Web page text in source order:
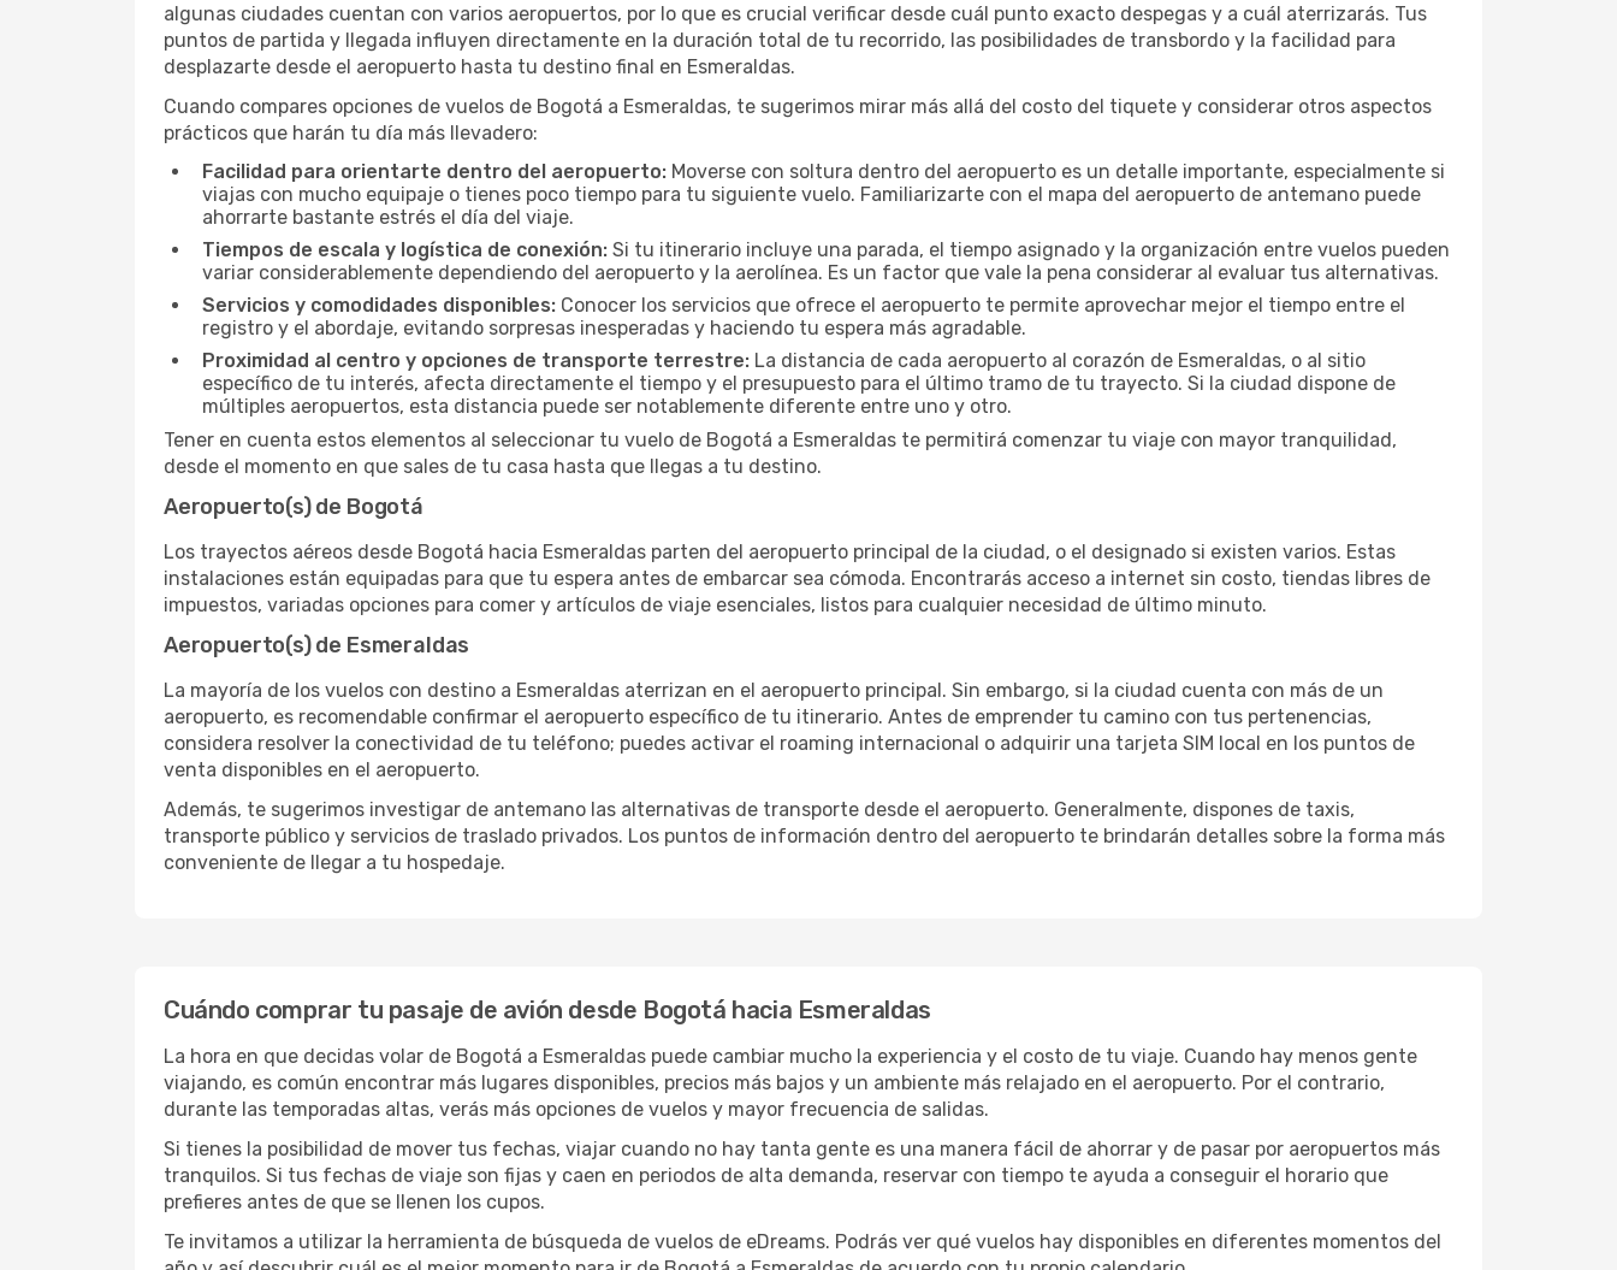
algunas ciudades cuentan con varios aeropuertos, por lo que es crucial verificar desde cuál punto exacto despegas y a cuál aterrizarás. Tus
puntos de partida y llegada influyen directamente en la duración total de tu recorrido, las posibilidades de transbordo y la facilidad para
desplazarte desde el aeropuerto hasta tu destino final en Esmeraldas.
Cuando compares opciones de vuelos de Bogotá a Esmeraldas, te sugerimos mirar más allá del costo del tiquete y considerar otros aspectos
prácticos que harán tu día más llevadero:
Facilidad para orientarte dentro del aeropuerto: Moverse con soltura dentro del aeropuerto es un detalle importante, especialmente si
viajas con mucho equipaje o tienes poco tiempo para tu siguiente vuelo. Familiarizarte con el mapa del aeropuerto de antemano puede
ahorrarte bastante estrés el día del viaje.
Tiempos de escala y logística de conexión: Si tu itinerario incluye una parada, el tiempo asignado y la organización entre vuelos pueden
variar considerablemente dependiendo del aeropuerto y la aerolínea. Es un factor que vale la pena considerar al evaluar tus alternativas.
Servicios y comodidades disponibles: Conocer los servicios que ofrece el aeropuerto te permite aprovechar mejor el tiempo entre el
registro y el abordaje, evitando sorpresas inesperadas y haciendo tu espera más agradable.
Proximidad al centro y opciones de transporte terrestre: La distancia de cada aeropuerto al corazón de Esmeraldas, o al sitio
específico de tu interés, afecta directamente el tiempo y el presupuesto para el último tramo de tu trayecto. Si la ciudad dispone de
múltiples aeropuertos, esta distancia puede ser notablemente diferente entre uno y otro.
Tener en cuenta estos elementos al seleccionar tu vuelo de Bogotá a Esmeraldas te permitirá comenzar tu viaje con mayor tranquilidad,
desde el momento en que sales de tu casa hasta que llegas a tu destino.
Aeropuerto(s) de Bogotá
Los trayectos aéreos desde Bogotá hacia Esmeraldas parten del aeropuerto principal de la ciudad, o el designado si existen varios. Estas
instalaciones están equipadas para que tu espera antes de embarcar sea cómoda. Encontrarás acceso a internet sin costo, tiendas libres de
impuestos, variadas opciones para comer y artículos de viaje esenciales, listos para cualquier necesidad de último minuto.
Aeropuerto(s) de Esmeraldas
La mayoría de los vuelos con destino a Esmeraldas aterrizan en el aeropuerto principal. Sin embargo, si la ciudad cuenta con más de un
aeropuerto, es recomendable confirmar el aeropuerto específico de tu itinerario. Antes de emprender tu camino con tus pertenencias,
considera resolver la conectividad de tu teléfono; puedes activar el roaming internacional o adquirir una tarjeta SIM local en los puntos de
venta disponibles en el aeropuerto.
Además, te sugerimos investigar de antemano las alternativas de transporte desde el aeropuerto. Generalmente, dispones de taxis,
transporte público y servicios de traslado privados. Los puntos de información dentro del aeropuerto te brindarán detalles sobre la forma más
conveniente de llegar a tu hospedaje.
Cuándo comprar tu pasaje de avión desde Bogotá hacia Esmeraldas
La hora en que decidas volar de Bogotá a Esmeraldas puede cambiar mucho la experiencia y el costo de tu viaje. Cuando hay menos gente
viajando, es común encontrar más lugares disponibles, precios más bajos y un ambiente más relajado en el aeropuerto. Por el contrario,
durante las temporadas altas, verás más opciones de vuelos y mayor frecuencia de salidas.
Si tienes la posibilidad de mover tus fechas, viajar cuando no hay tanta gente es una manera fácil de ahorrar y de pasar por aeropuertos más
tranquilos. Si tus fechas de viaje son fijas y caen en periodos de alta demanda, reservar con tiempo te ayuda a conseguir el horario que
prefieres antes de que se llenen los cupos.
Te invitamos a utilizar la herramienta de búsqueda de vuelos de eDreams. Podrás ver qué vuelos hay disponibles en diferentes momentos del